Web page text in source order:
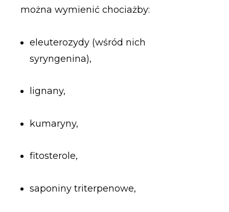
można wymienić chociażby:
eleuterozydy (wśród nich
syryngenina),
lignany,
kumaryny,
fitosterole,
saponiny triterpenowe,